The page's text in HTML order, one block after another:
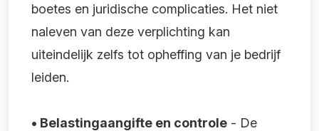
boetes en juridische complicaties. Het niet
naleven van deze verplichting kan
uiteindelijk zelfs tot opheffing van je bedrijf
leiden.
• Belastingaangifte en controle - De